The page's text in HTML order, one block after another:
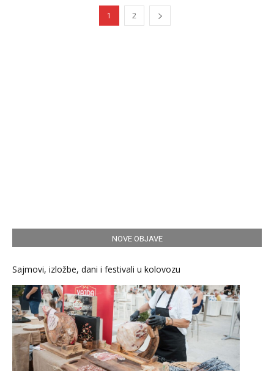
1 2
NOVE OBJAVE
Sajmovi, izložbe, dani i festivali u kolovozu